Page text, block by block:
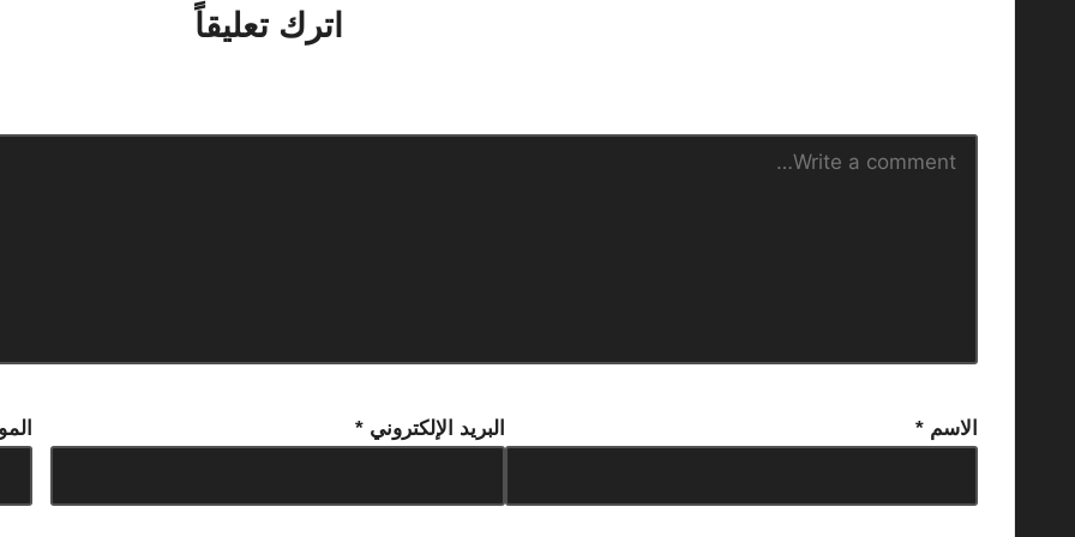
اترك تعليقاً
الاسم * البريد الإلكتروني *